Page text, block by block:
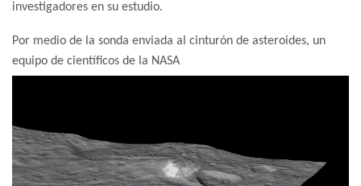
investigadores en su estudio.
Por medio de la sonda enviada al cinturón de asteroides, un
equipo de científicos de la NASA